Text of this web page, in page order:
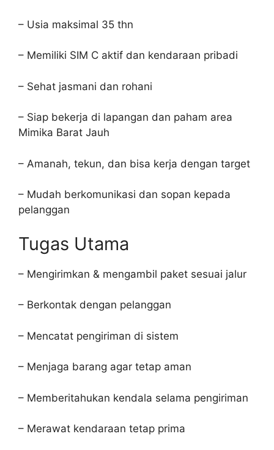
– Usia maksimal 35 thn
– Memiliki SIM C aktif dan kendaraan pribadi
– Sehat jasmani dan rohani
– Siap bekerja di lapangan dan paham area
Mimika Barat Jauh
– Amanah, tekun, dan bisa kerja dengan target
– Mudah berkomunikasi dan sopan kepada
pelanggan
Tugas Utama
– Mengirimkan & mengambil paket sesuai jalur
– Berkontak dengan pelanggan
– Mencatat pengiriman di sistem
– Menjaga barang agar tetap aman
– Memberitahukan kendala selama pengiriman
– Merawat kendaraan tetap prima